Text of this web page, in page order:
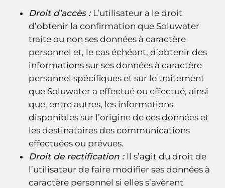
Droit d’accès : L’utilisateur a le droit
d’obtenir la confirmation que Soluwater
traite ou non ses données à caractère
personnel et, le cas échéant, d’obtenir des
informations sur ses données à caractère
personnel spécifiques et sur le traitement
que Soluwater a effectué ou effectué, ainsi
que, entre autres, les informations
disponibles sur l’origine de ces données et
les destinataires des communications
effectuées ou prévues.
Droit de rectification : Il s’agit du droit de
l’utilisateur de faire modifier ses données à
caractère personnel si elles s’avèrent